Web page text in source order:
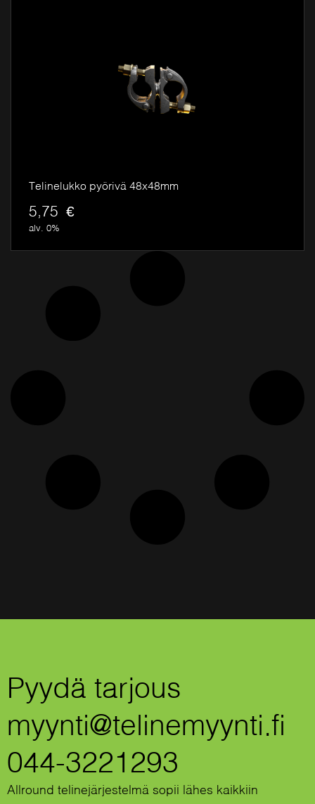
Telinelukko pyörivä 48x48mm
5,75 €
alv. 0%
Pyydä tarjous
myynti@telinemyynti.fi
044-3221293
Allround telinejärjestelmä sopii lähes kaikkiin